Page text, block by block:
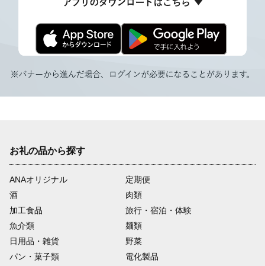
お礼の品から探す
ANAオリジナル
定期便
酒
肉類
加工食品
旅行・宿泊・体験
魚介類
麺類
日用品・雑貨
野菜
パン・菓子類
電化製品